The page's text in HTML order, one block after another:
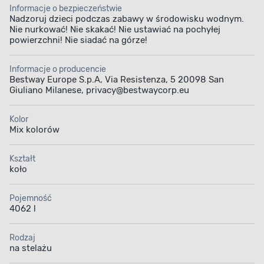
Wygodna kąpiel Stabilna konstrukcja
Informacje o bezpieczeństwie
Nadzoruj dzieci podczas zabawy w środowisku wodnym.
Nie nurkować! Nie skakać! Nie ustawiać na pochyłej
powierzchni! Nie siadać na górze!
Informacje o producencie
Bestway Europe S.p.A, Via Resistenza, 5 20098 San
Giuliano Milanese, privacy@bestwaycorp.eu
Kolor
Mix kolorów
Kształt
koło
Pojemność
4062 l
Rodzaj
na stelażu